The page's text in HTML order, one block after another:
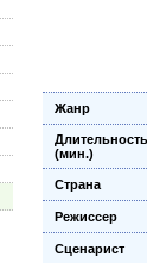
Жанр
Длительность
(мин.)
Страна
Режиссер
Сценарист